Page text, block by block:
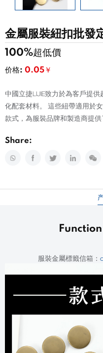
金屬服裝紐扣批發
100%超低價
价格: 0.05￥
中國立捷LIJIE致力於為客戶提
化配套材料。 這些紐帶適用於
款式，為服裝品牌和製造商提供
Share:
服裝金屬標籤信箱：